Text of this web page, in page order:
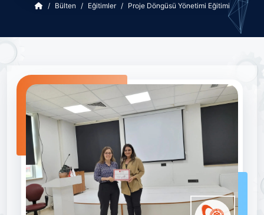
Bülten Eğitimler Proje Döngüsü Yönetimi Eğitimi